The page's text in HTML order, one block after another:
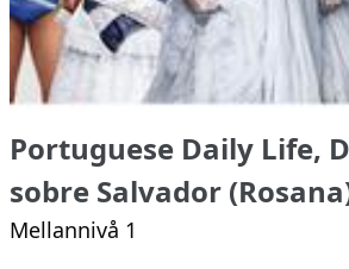
Portuguese Daily Life,
sobre Salvador
Mellannivå 1